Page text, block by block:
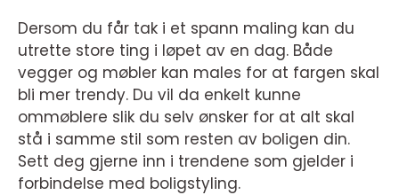
Dersom du får tak i et spann maling kan du
utrette store ting i løpet av en dag. Både
vegger og møbler kan males for at fargen skal
bli mer trendy. Du vil da enkelt kunne
ommøblere slik du selv ønsker for at alt skal
stå i samme stil som resten av boligen din.
Sett deg gjerne inn i trendene som gjelder i
forbindelse med boligstyling.